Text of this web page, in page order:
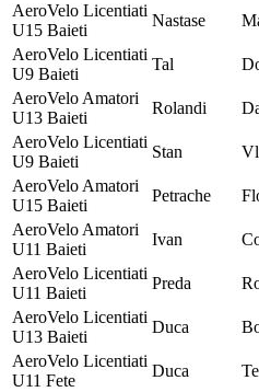
AeroVelo Licentiati
U15 Baieti
Nastase
AeroVelo Licentiati
U9 Baieti
Tal
AeroVelo Amatori
U13 Baieti
Rolandi
AeroVelo Licentiati
U9 Baieti
Stan
AeroVelo Amatori
U15 Baieti
Petrache
AeroVelo Amatori
U11 Baieti
Ivan
AeroVelo Licentiati
U11 Baieti
Preda
AeroVelo Licentiati
U13 Baieti
Duca
AeroVelo Licentiati
U11 Fete
Duca